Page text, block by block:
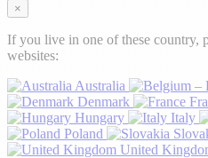
×
If you live in one of these country,
websites:
Australia
Denmark
Hungary
Italy
Poland
United